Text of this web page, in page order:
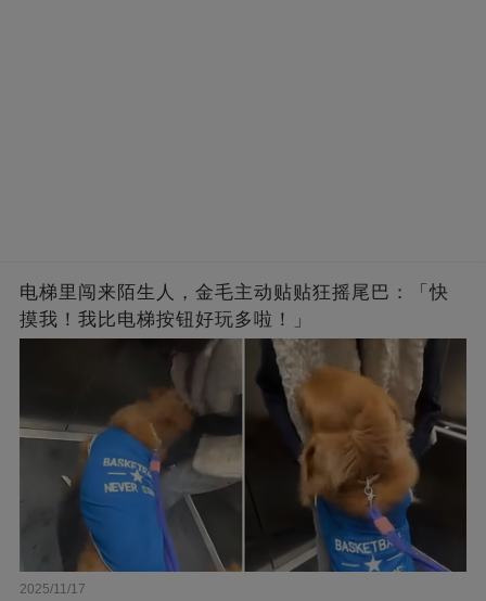
电梯里闯来陌生人，金毛主动贴贴狂摇尾巴：「快
摸我！我比电梯按钮好玩多啦！」
2025/11/17